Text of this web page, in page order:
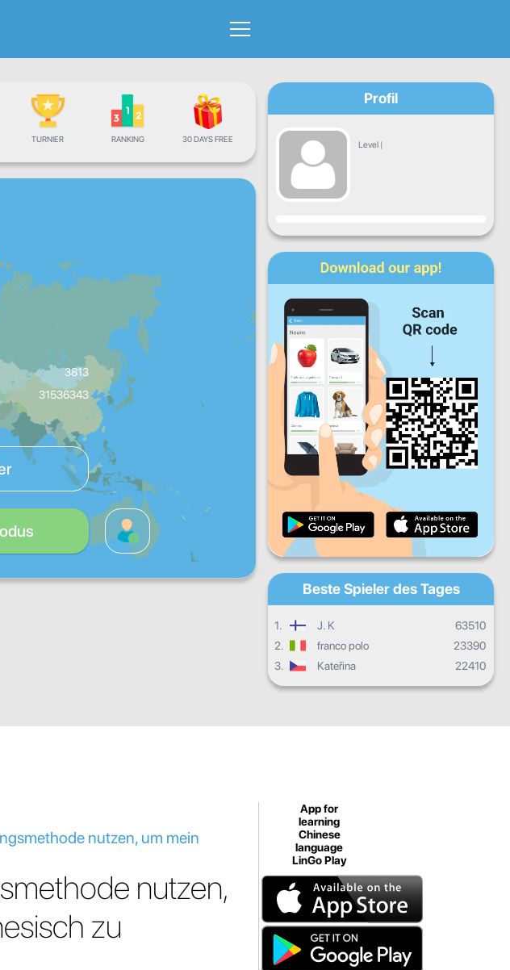
TURNIER RANKING 30 DAYS FREE
3813
31536343
Profil
Level |
Fortschritt
Mo Mi Do
Sa So
Täglicher Fortschritt
Monatlicher Fortschritt
Gesamter Fortschritt
Beste Spieler des Tages
1. J. K
63510
2.
franco polo
23390
3.
Kateřina 22410
nutzen, um mein
nutzen,
zu
App for
learning
Chinese
language
LinGo Play